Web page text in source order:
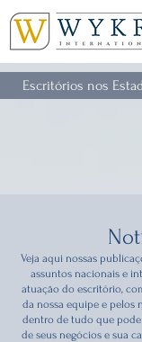
Escritórios nos
Veja aqui nossas
assuntos nacionais e
atuação do escritório,
da nossa equipe e pelos
dentro de tudo que
de seus negócios e sua